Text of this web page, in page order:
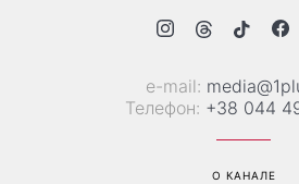
е-mail:
Телефон: +38 044
О КАНАЛЕ